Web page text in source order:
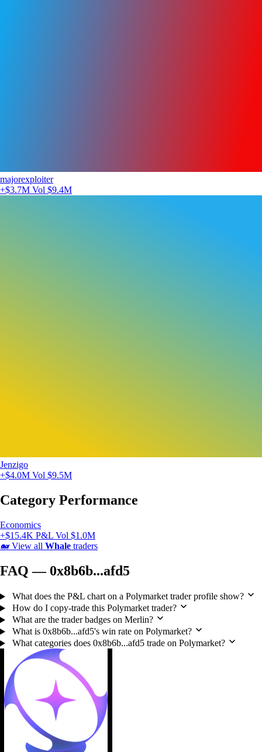
majorexploiter
+$3.7M Vol $9.4M
Jenzigo
+$4.0M Vol $9.5M
Category Performance
Economics
+$15.4K P&L Vol $1.0M
🐋 View all Whale traders
FAQ — 0x8b6b...afd5
What does the P&L chart on a Polymarket trader profile show?
How do I copy-trade this Polymarket trader?
What are the trader badges on Merlin?
What is 0x8b6b...afd5's win rate on Polymarket?
What categories does 0x8b6b...afd5 trade on Polymarket?